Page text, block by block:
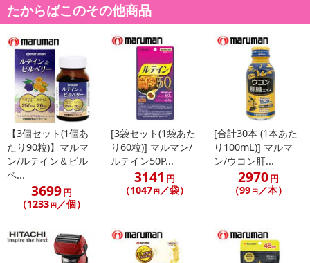
■手磨きにない爽快感！
■電池式最強クラスの40,000ストローク
たからばこのその他商品
【3個セット(1個あ
たり90粒)】マルマ
ン/ルテイン＆ビル
ベ...
3699円
（1233 円／個）
[3袋セット(1袋あた
り60粒)] マルマン/
ルテイン50P...
3141 円
（1047 円／袋）
[合計30本 (1本あた
り100mL)] マルマ
ン/ウコン肝...
2970円
（99 円／本）